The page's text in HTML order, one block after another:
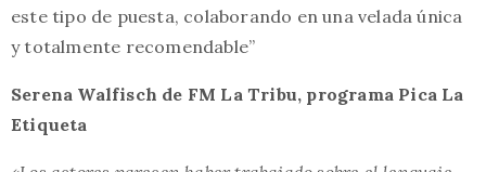
este tipo de puesta, colaborando en una velada única
y totalmente recomendable”
Serena Walfisch de FM La Tribu, programa Pica La
Etiqueta